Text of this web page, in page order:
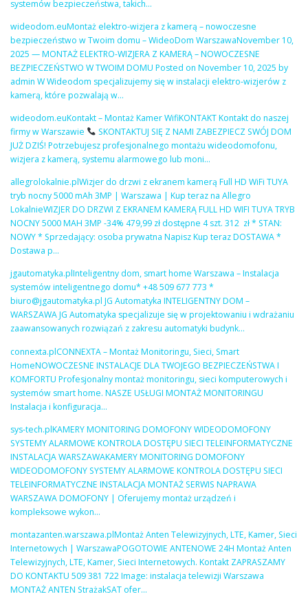
systemów bezpieczeństwa, takich…
wideodom.euMontaż elektro-wizjera z kamerą – nowoczesne
bezpieczeństwo w Twoim domu – WideoDom WarszawaNovember 10,
2025 — MONTAŻ ELEKTRO-WIZJERA Z KAMERĄ – NOWOCZESNE
BEZPIECZEŃSTWO W TWOIM DOMU Posted on November 10, 2025 by
admin W Wideodom specjalizujemy się w instalacji elektro-wizjerów z
kamerą, które pozwalają w…
wideodom.euKontakt – Montaż Kamer WifiKONTAKT Kontakt do naszej
firmy w Warszawie
SKONTAKTUJ SIĘ Z NAMI ZABEZPIECZ SWÓJ DOM
JUŻ DZIŚ! Potrzebujesz profesjonalnego montażu wideodomofonu,
wizjera z kamerą, systemu alarmowego lub moni…
allegrolokalnie.plWizjer do drzwi z ekranem kamerą Full HD WiFi TUYA
tryb nocny 5000 mAh 3MP | Warszawa | Kup teraz na Allegro
LokalnieWIZJER DO DRZWI Z EKRANEM KAMERĄ FULL HD WIFI TUYA TRYB
NOCNY 5000 MAH 3MP -34% 479,99 zł dostępne 4 szt. 312 zł * STAN:
NOWY * Sprzedający: osoba prywatna Napisz Kup teraz DOSTAWA *
Dostawa p…
jgautomatyka.plInteligentny dom, smart home Warszawa – Instalacja
systemów inteligentnego domu* +48 509 677 773 *
biuro@jgautomatyka.pl JG Automatyka INTELIGENTNY DOM –
WARSZAWA JG Automatyka specjalizuje się w projektowaniu i wdrażaniu
zaawansowanych rozwiązań z zakresu automatyki budynk…
connexta.plCONNEXTA – Montaż Monitoringu, Sieci, Smart
HomeNOWOCZESNE INSTALACJE DLA TWOJEGO BEZPIECZEŃSTWA I
KOMFORTU Profesjonalny montaż monitoringu, sieci komputerowych i
systemów smart home. NASZE USŁUGI MONTAŻ MONITORINGU
Instalacja i konfiguracja…
sys-tech.plKAMERY MONITORING DOMOFONY WIDEODOMOFONY
SYSTEMY ALARMOWE KONTROLA DOSTĘPU SIECI TELEINFORMATYCZNE
INSTALACJA WARSZAWAKAMERY MONITORING DOMOFONY
WIDEODOMOFONY SYSTEMY ALARMOWE KONTROLA DOSTĘPU SIECI
TELEINFORMATYCZNE INSTALACJA MONTAŻ SERWIS NAPRAWA
WARSZAWA DOMOFONY | Oferujemy montaż urządzeń i
kompleksowe wykon…
montazanten.warszawa.plMontaż Anten Telewizyjnych, LTE, Kamer, Sieci
Internetowych | WarszawaPOGOTOWIE ANTENOWE 24H Montaż Anten
Telewizyjnych, LTE, Kamer, Sieci Internetowych. Kontakt ZAPRASZAMY
DO KONTAKTU 509 381 722 Image: instalacja telewizji Warszawa
MONTAŻ ANTEN StrażakSAT ofer…